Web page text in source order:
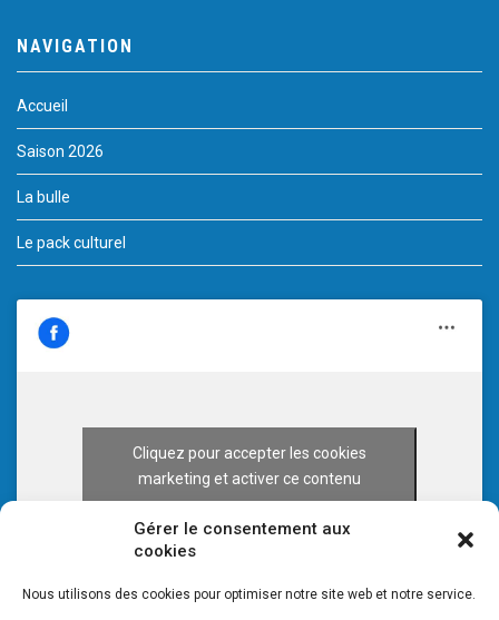
Gérer le consentement aux
cookies
Nous utilisons des cookies pour optimiser notre site web et notre service.
NAVIGATION
Accueil
Saison 2026
La bulle
Le pack culturel
Cliquez pour accepter les cookies
marketing et activer ce contenu